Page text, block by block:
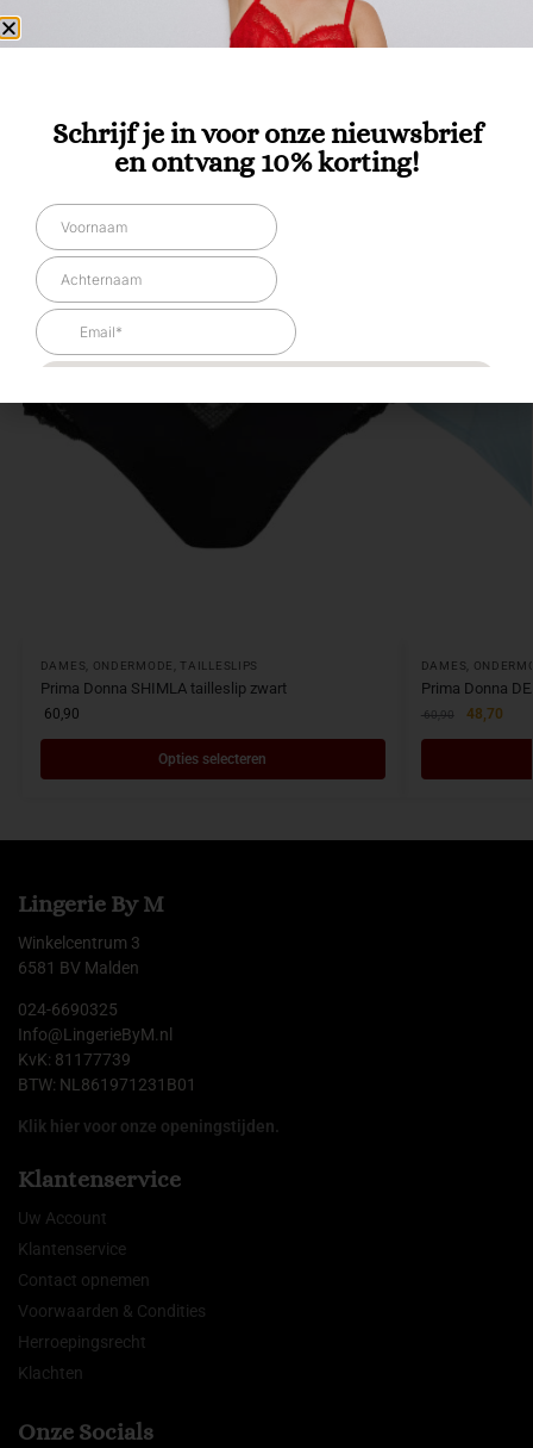
Dames,Ondermode
Tailleslips
Tag: Sale
DAMES ONDERMODE TAILLESLIPS
Prima Donna SHIMLA tailleslip zwart
60,90
Opties selecteren
DAMES
Prima Donna
60,90 48,70
Lingerie By M
Winkelcentrum 3
6581 BV Malden
024-6690325
Info@LingerieByM.nl
KvK: 81177739
BTW: NL861971231B01
Klik hier voor onze openingstijden.
Klantenservice
Uw Account
Klantenservice
Contact opnemen
Voorwaarden & Condities
Herroepingsrecht
Klachten
Onze Socials
Schrijf je in voor onze nieuwsbrief
en ontvang 10% korting!